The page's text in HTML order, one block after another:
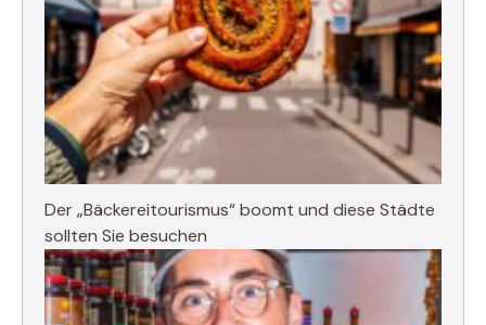
Der „Bäckereitourismus“ boomt und diese Städte
sollten Sie besuchen